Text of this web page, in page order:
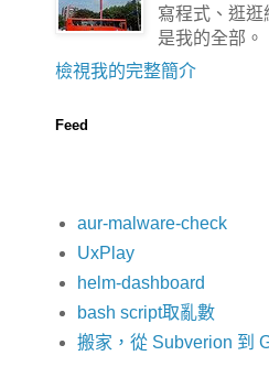
寫程式、逛逛
是我的全部。
檢視我的完整簡介
Feed
aur-malware-check
UxPlay
helm-dashboard
bash script取亂數
搬家，從 Subverion 到